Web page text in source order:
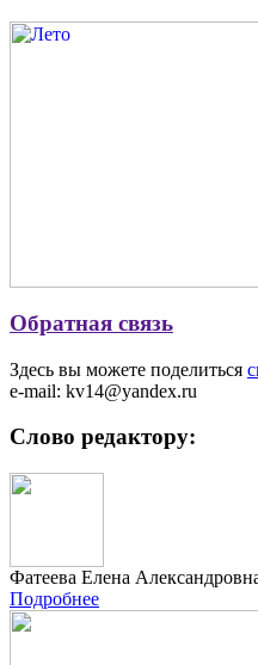
Обратная связь
Здесь вы можете поделиться
e-mail: kv14@yandex.ru
Слово редактору:
Фатеева Елена
Подробнее